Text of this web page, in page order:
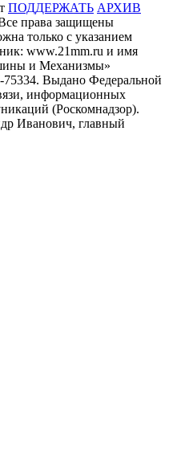
ПОДДЕРЖАТЬ АРХИВ
права защищены
только с указанием
www.21mm.ru и имя
и Механизмы»
Выдано Федеральной
информационных
(Роскомнадзор).
Иванович, главный